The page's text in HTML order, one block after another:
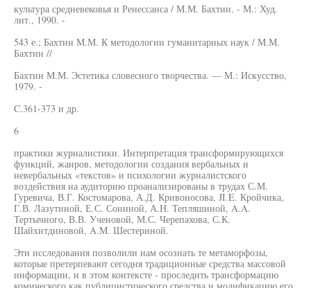
культура средневековья и Ренессанса / М.М. Бахтин. - М.: Худ.
лит., 1990. -
543 е.; Бахтин М.М. К методологии гуманитарных наук / М.М.
Бахтин //
Бахтин М.М. Эстетика словесного творчества. — М.: Искусство,
1979. -
C.361-373 и др.
6
практики журналистики. Интерпретация трансформирующихся
функций, жанров, методологии создания вербальных и
невербальных «текстов» и психологии журналистского
воздействия на аудиторию проанализированы в трудах С.М.
Гуревича, В.Г. Костомарова, А.Д. Кривоносова, JI.E. Кройчика,
Г.В. Лазутиной, Е.С. Сониной, А.Н. Тепляшиной, A.A.
Тертычного, В.В. Ученовой, М.С. Черепахова, С.К.
Шайхитдиновой, A.M. Шестериной.
Эти исследования позволили нам осознать те метаморфозы,
которые претерпевают сегодня традиционные средства массовой
информации, и в этом контексте - проследить трансформацию